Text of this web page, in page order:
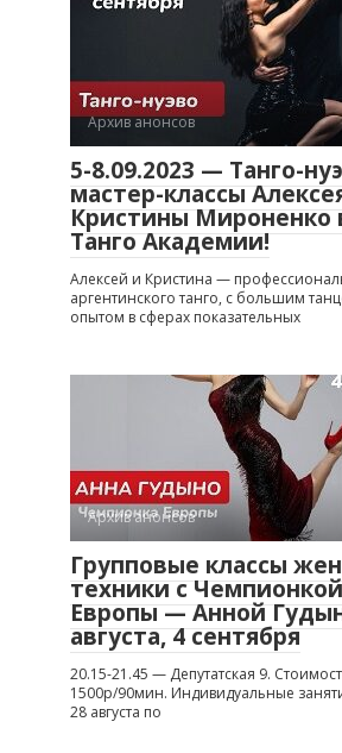
Архив анонсов
5-8.09.2023 — Танго-
мастер-классы
Кристины Мироненко
Танго Академии!
Алексей и Кристина —
аргентинского танго, с большим
опытом в сферах показательных
Архив анонсов
Групповые классы
техники с Чемпионкой
Европы — Анной
августа, 4 сентября
20.15-21.45 — Депутатская 9.
1500р/90мин. Индивидуальные
28 августа по